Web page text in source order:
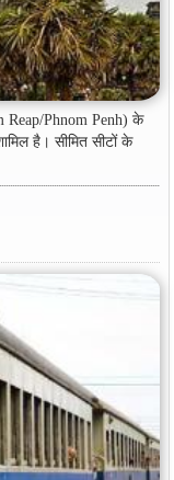
Reap/Phnom Penh) के
है। सीमित सीटों के